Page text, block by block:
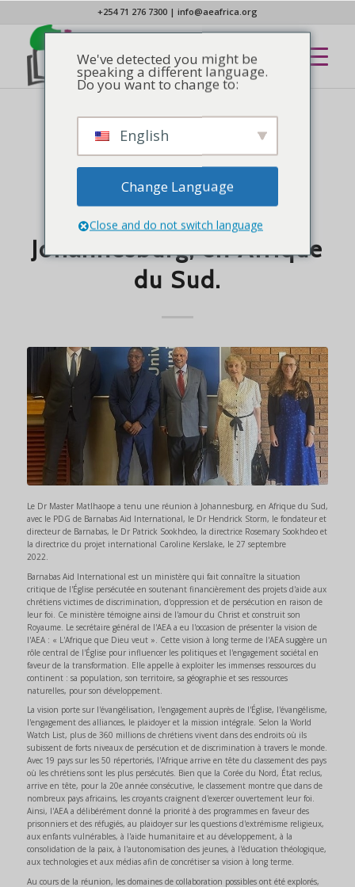
+254 71 276 7300| info@aeafrica.org
NOUVELLES
L'AEA s'entretient avec
Barnabas Aid
International à
Johannesburg, en Afrique
du Sud.
Le Dr Master Matlhaope a tenu une réunion à Johannesburg, en Afrique du Sud,
avec le PDG de Barnabas Aid International, le Dr Hendrick Storm, le fondateur et
directeur de Barnabas, le Dr Patrick Sookhdeo, la directrice Rosemary Sookhdeo et
la directrice du projet international Caroline Kerslake, le 27 septembre
2022.
Barnabas Aid International est un ministère qui fait connaître la situation
critique de l'Église persécutée en soutenant financièrement des projets d'aide aux
chrétiens victimes de discrimination, d'oppression et de persécution en raison de
leur foi. Ce ministère témoigne ainsi de l'amour du Christ et construit son
Royaume. Le secrétaire général de l'AEA a eu l'occasion de présenter la vision de
l'AEA : « L'Afrique que Dieu veut ». Cette vision à long terme de l'AEA suggère un
rôle central de l'Église pour influencer les politiques et l'engagement sociétal en
faveur de la transformation. Elle appelle à exploiter les immenses ressources du
continent : sa population, son territoire, sa géographie et ses ressources
naturelles, pour son développement.
La vision porte sur l'évangélisation, l'engagement auprès de l'Église, l'évangélisme,
l'engagement des alliances, le plaidoyer et la mission intégrale. Selon la World
Watch List, plus de 360 millions de chrétiens vivent dans des endroits où ils
subissent de forts niveaux de persécution et de discrimination à travers le monde.
Avec 19 pays sur les 50 répertoriés, l'Afrique arrive en tête du classement des pays
où les chrétiens sont les plus persécutés. Bien que la Corée du Nord, État reclus,
arrive en tête, pour la 20e année consécutive, le classement montre que dans de
nombreux pays africains, les croyants craignent d'exercer ouvertement leur foi.
Ainsi, l'AEA a délibérément donné la priorité à des programmes en faveur des
prisonniers et des réfugiés, au plaidoyer sur les questions d'extrémisme religieux,
aux enfants vulnérables, à l'aide humanitaire et au développement, à la
consolidation de la paix, à l'autonomisation des jeunes, à l'éducation théologique,
aux technologies et aux médias afin de concrétiser sa vision à long terme.
Au cours de la réunion, les domaines de collaboration possibles ont été explorés,
We've detected you might be
speaking a different language.
Do you want to change to:
English
Change Language
Close and do not switch language